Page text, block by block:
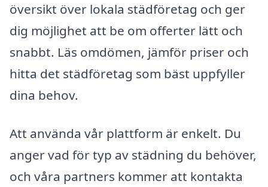
översikt över lokala städföretag och ger
dig möjlighet att be om offerter lätt och
snabbt. Läs omdömen, jämför priser och
hitta det städföretag som bäst uppfyller
dina behov.
Att använda vår plattform är enkelt. Du
anger vad för typ av städning du behöver,
och våra partners kommer att kontakta